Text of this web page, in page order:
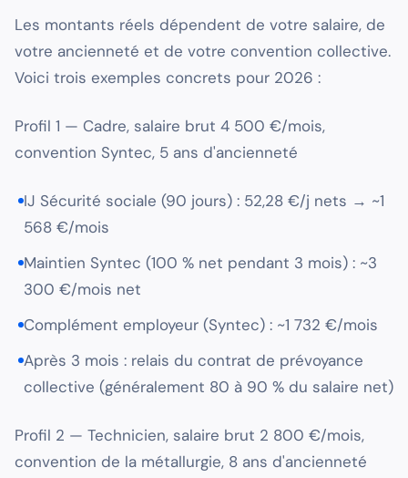
Les montants réels dépendent de votre salaire, de
votre ancienneté et de votre convention collective.
Voici trois exemples concrets pour 2026 :
Profil 1 — Cadre, salaire brut 4 500 €/mois,
convention Syntec, 5 ans d'ancienneté
IJ Sécurité sociale (90 jours) : 52,28 €/j nets → ~1
568 €/mois
Maintien Syntec (100 % net pendant 3 mois) : ~3
300 €/mois net
Complément employeur (Syntec) : ~1 732 €/mois
Après 3 mois : relais du contrat de prévoyance
collective (généralement 80 à 90 % du salaire net)
Profil 2 — Technicien, salaire brut 2 800 €/mois,
convention de la métallurgie, 8 ans d'ancienneté